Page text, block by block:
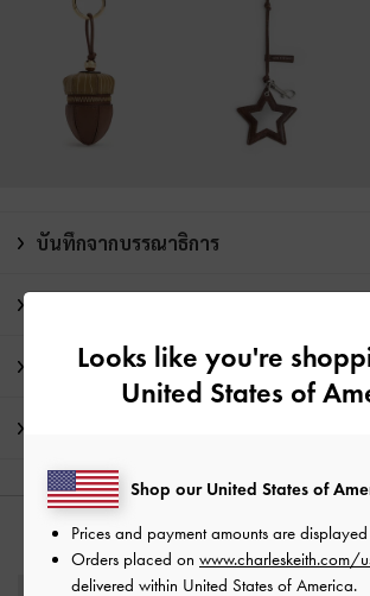
บันทึกจากบรรณาธิการ
โปรโมชั่น
คุณอาจจะชอบสินค้านี้
Looks like you're
United States of
Shop our United States of
Prices and payment amounts are
Orders placed on www.charleskeith.com/
delivered within United States of America.